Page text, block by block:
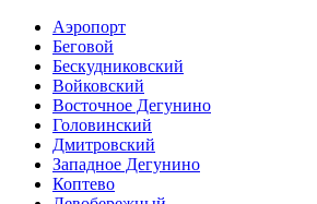
Аэропорт
Беговой
Бескудниковский
Войковский
Восточное Дегунино
Головинский
Дмитровский
Западное Дегунино
Коптево